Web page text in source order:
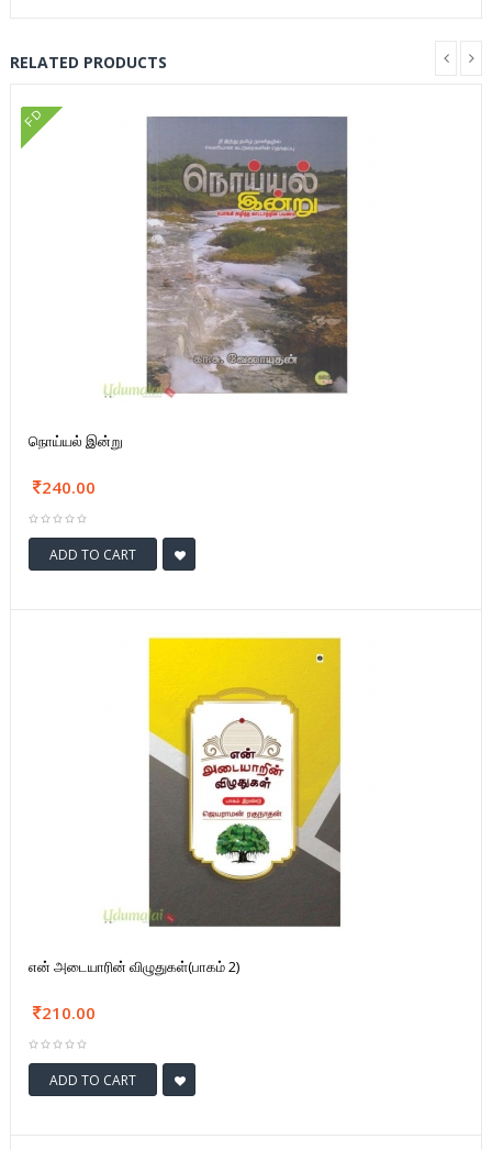
RELATED PRODUCTS
FD
நொய்யல் இன்று
240.00
ADD TO CART
என் அடையாரின் விழுதுகள்(பாகம் 2)
210.00
ADD TO CART